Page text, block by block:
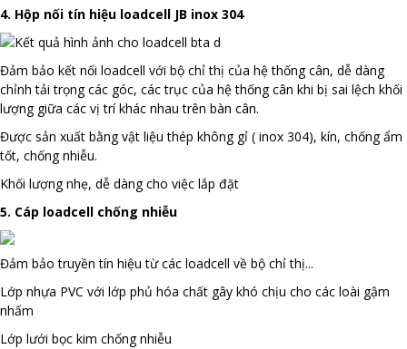
4. Hộp nối tín hiệu loadcell JB inox 304
Đảm bảo kết nối loadcell với bộ chỉ thị của hệ thống cân, dễ dàng
chỉnh tải trọng các góc, các trục của hệ thống cân khi bị sai lệch khối
lượng giữa các vị trí khác nhau trên bàn cân.
Được sản xuất bằng vật liệu thép không gỉ ( inox 304), kín, chống ẩm
tốt, chống nhiễu.
Khối lượng nhẹ, dễ dàng cho việc lắp đặt
5. Cáp loadcell chống nhiễu
Đảm bảo truyền tín hiệu từ các loadcell về bộ chỉ thị...
Lớp nhựa PVC với lớp phủ hóa chất gây khó chịu cho các loài gậm
nhấm
Lớp lưới bọc kim chống nhiễu